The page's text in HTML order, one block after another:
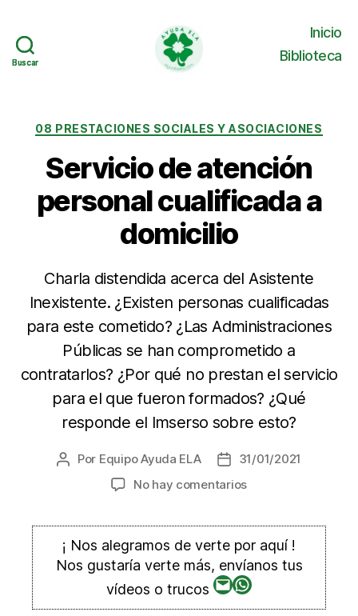
Buscar
Inicio
Biblioteca
Buscar
Categorías
08 PRESTACIONES SOCIALES Y ASOCIACIONES
Servicio de atención
personal cualificada a
domicilio
Charla distendida acerca del Asistente
Inexistente. ¿Existen personas cualificadas
para este cometido? ¿Las Administraciones
Públicas se han comprometido a
contratarlos? ¿Por qué no prestan el servicio
para el que fueron formados? ¿Qué
responde el Imserso sobre esto?
Autor
Por Equipo Ayuda ELA
Fecha
de
31/01/2021
No hay comentariosen
atención
personal
cualificada
a
domicilio
¡ Nos alegramos de verte por aquí !
Nos gustaría verte más, envíanos tus
vídeos o trucos Correo
electrónico
WhatsApp